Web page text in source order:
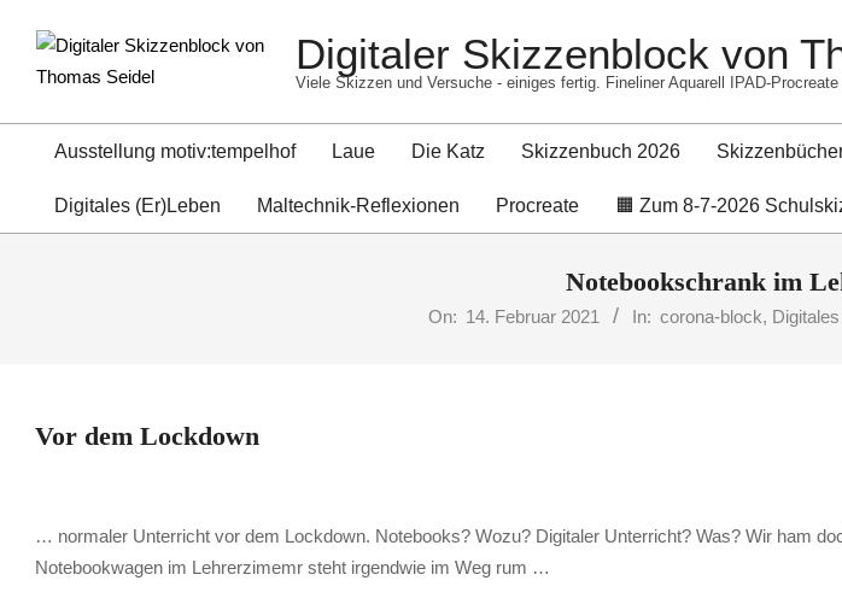
content
Digitaler Skizzenblock von
Viele Skizzen und Versuche - einiges fertig. Fineliner Aquarell IPAD-
Ausstellung motiv:tempelhof Laue Die Katz Skizzenbuch 2026
Digitales (Er)Leben Maltechnik-Reflexionen Procreate 🟧 Zum 8-7-2026
Notebookschrank im
On: 14. Februar 2021 In: corona-block,
Vor dem Lockdown
… normaler Unterricht vor dem Lockdown. Notebooks? Wozu? Digitaler Unterricht? Was? Wir ham
Notebookwagen im Lehrerzimemr steht irgendwie im Weg rum …